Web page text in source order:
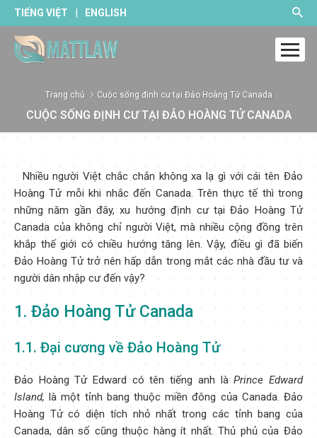
TIẾNG VIỆT | ENGLISH
Trang chủ Cuộc sống định cư tại Đảo Hoàng Tử Canada
CUỘC SỐNG ĐỊNH CƯ TẠI ĐẢO HOÀNG TỬ CANADA
Nhiều người Việt chắc chắn không xa lạ gì với cái tên Đảo
Hoàng Tử mỗi khi nhắc đến Canada. Trên thực tế thì trong
những năm gần đây, xu hướng định cư tại Đảo Hoàng Tử
Canada của không chỉ người Việt, mà nhiều cộng đồng trên
khắp thế giới có chiều hướng tăng lên. Vậy, điều gì đã biến
Đảo Hoàng Tử trở nên hấp dẫn trong mắt các nhà đầu tư và
người dân nhập cư đến vậy?
1. Đảo Hoàng Tử Canada
1.1. Đại cương về Đảo Hoàng Tử
Đảo Hoàng Tử Edward có tên tiếng anh làPrince Edward
Island,là một tỉnh bang thuộc miền đông của Canada. Đảo
Hoàng Tử có diện tích nhỏ nhất trong các tỉnh bang của
Canada, dân số cũng thuộc hàng ít nhất. Thủ phủ của Đảo